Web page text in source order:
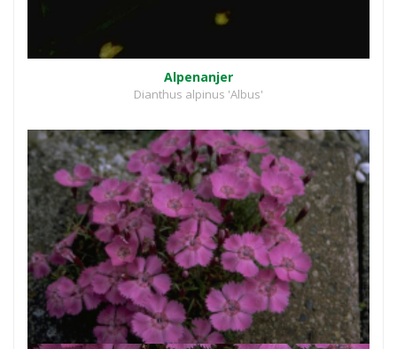
Alpenanjer
Dianthus alpinus 'Albus'